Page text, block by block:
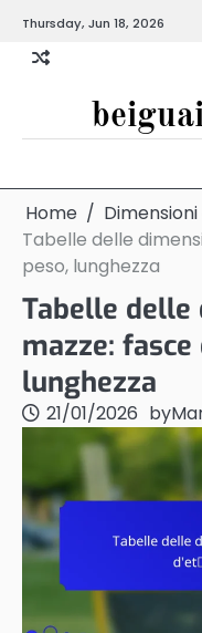
content
Thursday, Jun 18, 2026
Home
Tabelle delle
peso, lunghezza
Tabelle
mazze: fasce
lunghezza
21/01/2026 by